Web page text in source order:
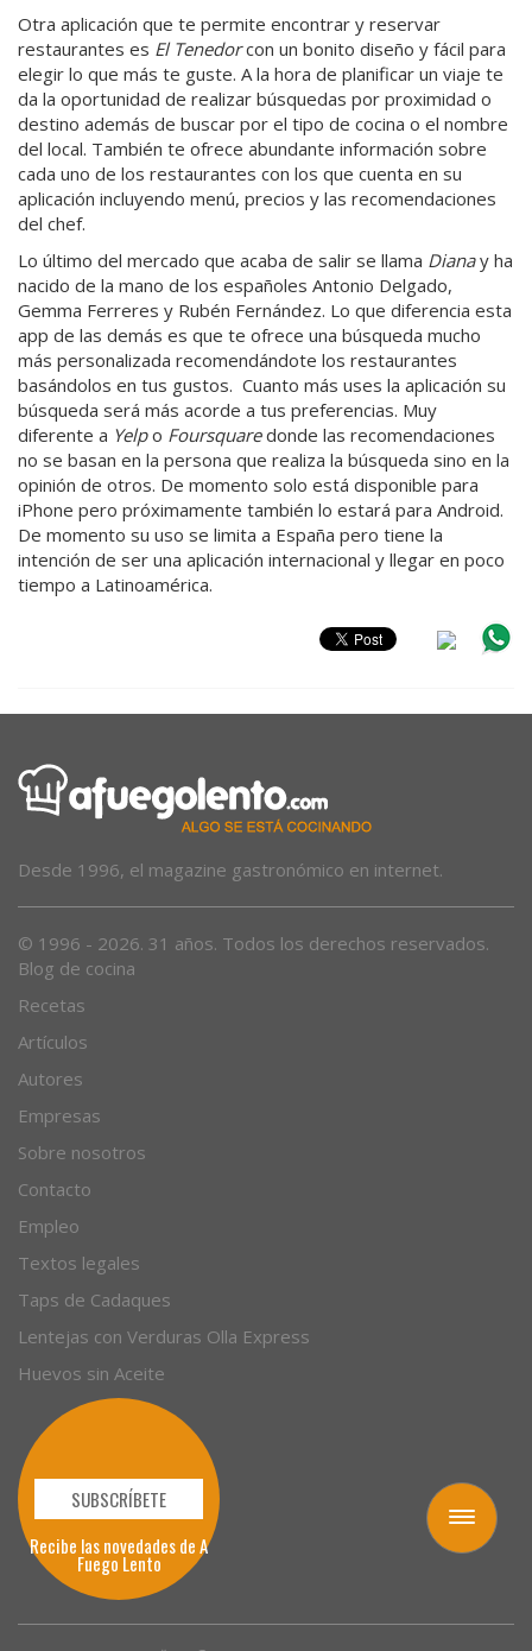
Toggle
navigation
Otra aplicación que te permite encontrar y reservar
restaurantes es El Tenedorcon un bonito diseño y fácil para
elegir lo que más te guste. A la hora de planificar un viaje te
da la oportunidad de realizar búsquedas por proximidad o
destino además de buscar por el tipo de cocina o el nombre
del local. También te ofrece abundante información sobre
cada uno de los restaurantes con los que cuenta en su
aplicación incluyendo menú, precios y las recomendaciones
del chef.
Lo último del mercado que acaba de salir se llama Dianay ha
nacido de la mano de los españoles Antonio Delgado,
Gemma Ferreres y Rubén Fernández. Lo que diferencia esta
app de las demás es que te ofrece una búsqueda mucho
más personalizada recomendándote los restaurantes
basándolos en tus gustos. Cuanto más uses la aplicación su
búsqueda será más acorde a tus preferencias. Muy
diferente a Yelpo Foursquaredonde las recomendaciones
no se basan en la persona que realiza la búsqueda sino en la
opinión de otros. De momento solo está disponible para
iPhone pero próximamente también lo estará para Android.
De momento su uso se limita a España pero tiene la
intención de ser una aplicación internacional y llegar en poco
tiempo a Latinoamérica.
Desde 1996, el magazine gastronómico en internet.
© 1996 - 2026. 31 años. Todos los derechos reservados.
Blog de cocina
Recetas
Artículos
Autores
Empresas
Sobre nosotros
Contacto
Empleo
Textos legales
Taps de Cadaques
Lentejas con Verduras Olla Express
Huevos sin Aceite
SUBSCRÍBETE
Recibe las novedades de A
Fuego Lento